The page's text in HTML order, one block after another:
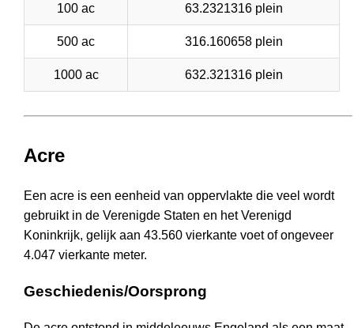
100 ac 63.2321316 plein
500 ac 316.160658 plein
1000 ac 632.321316 plein
Acre
Een acre is een eenheid van oppervlakte die veel wordt
gebruikt in de Verenigde Staten en het Verenigd
Koninkrijk, gelijk aan 43.560 vierkante voet of ongeveer
4.047 vierkante meter.
Geschiedenis/Oorsprong